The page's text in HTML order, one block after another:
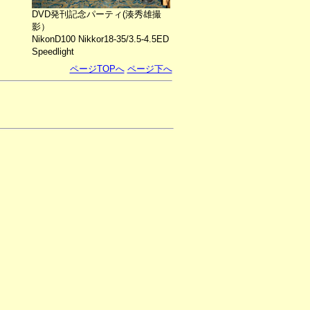
DVD発刊記念パーティ(湊秀雄撮
影）
NikonD100 Nikkor18-35/3.5-4.5ED
Speedlight
ページTOPへ ページ下へ